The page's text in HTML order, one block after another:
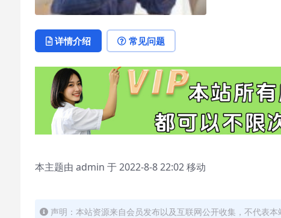
详情介绍 常见问题
本主题由 admin 于 2022-8-8 22:02 移动
声明：本站资源来自会员发布以及互联网公开收集，不代表